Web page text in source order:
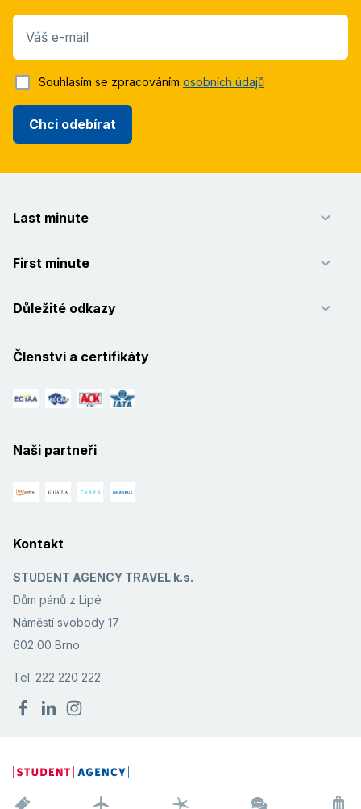
Váš e-mail
Chci odebírat
Souhlasím se zpracováním osobních údajů
Last minute
First minute
Důležité odkazy
Členství a certifikáty
Naši partneři
Kontakt
STUDENT AGENCY TRAVEL k.s.
Dům pánů z Lipé
Náměstí svobody 17
602 00 Brno
Tel: 222 220 222